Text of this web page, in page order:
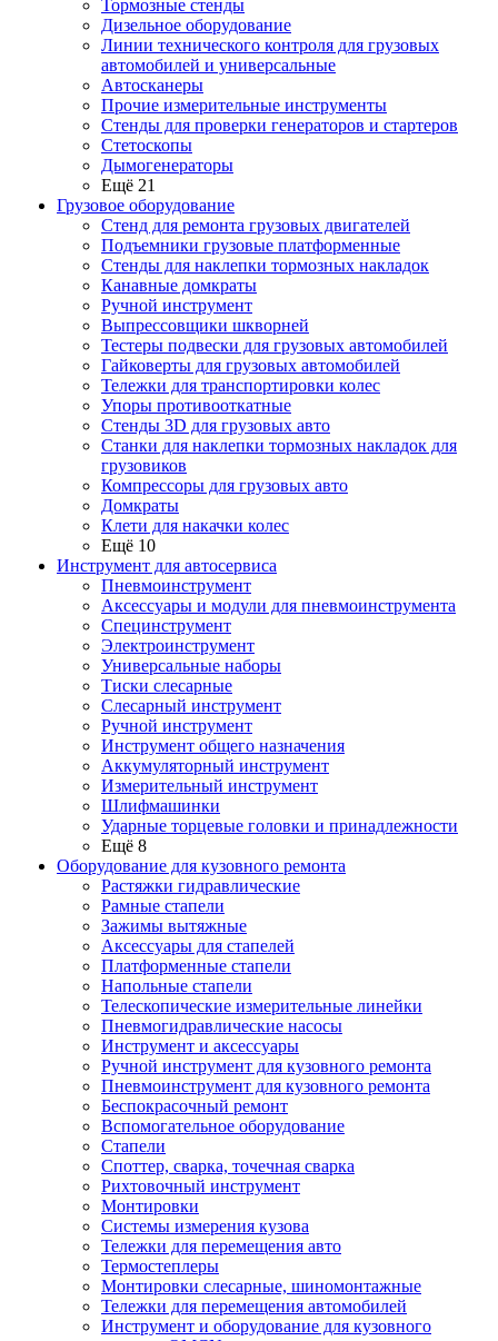
Тормозные стенды
Дизельное оборудование
Линии технического контроля для грузовых
автомобилей и универсальные
Автосканеры
Прочие измерительные инструменты
Стенды для проверки генераторов и стартеров
Стетоскопы
Дымогенераторы
Ещё 21
Грузовое оборудование
Стенд для ремонта грузовых двигателей
Подъемники грузовые платформенные
Стенды для наклепки тормозных накладок
Канавные домкраты
Ручной инструмент
Выпрессовщики шкворней
Тестеры подвески для грузовых автомобилей
Гайковерты для грузовых автомобилей
Тележки для транспортировки колес
Упоры противооткатные
Стенды 3D для грузовых авто
Станки для наклепки тормозных накладок для
грузовиков
Компрессоры для грузовых авто
Домкраты
Клети для накачки колес
Ещё 10
Инструмент для автосервиса
Пневмоинструмент
Аксессуары и модули для пневмоинструмента
Специнструмент
Электроинструмент
Универсальные наборы
Тиски слесарные
Слесарный инструмент
Ручной инструмент
Инструмент общего назначения
Аккумуляторный инструмент
Измерительный инструмент
Шлифмашинки
Ударные торцевые головки и принадлежности
Ещё 8
Оборудование для кузовного ремонта
Растяжки гидравлические
Рамные стапели
Зажимы вытяжные
Аксессуары для стапелей
Платформенные стапели
Напольные стапели
Телескопические измерительные линейки
Пневмогидравлические насосы
Инструмент и аксессуары
Ручной инструмент для кузовного ремонта
Пневмоинструмент для кузовного ремонта
Беспокрасочный ремонт
Вспомогательное оборудование
Стапели
Споттер, сварка, точечная сварка
Рихтовочный инструмент
Монтировки
Системы измерения кузова
Тележки для перемещения авто
Термостеплеры
Монтировки слесарные, шиномонтажные
Тележки для перемещения автомобилей
Инструмент и оборудование для кузовного